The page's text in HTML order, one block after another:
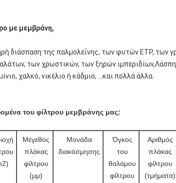
με μεμβράνη,
διάσπαση της παλμολεΐνης, των φυτών ETP, των
των χρωστικών, των ξηρών
χαλκό, νικέλιο ή κάδμιο, ...και πολλά άλλα.
του φίλτρου μεμβράνης μας:
Μέγεθος
πλάκας
φίλτρου
(μμ)
Μονάδα
διακόσμησης
Όγκος
του
θαλάμου
φίλτρου
Αριθμός
πλάκας
φίλτρου
(τμήματα)